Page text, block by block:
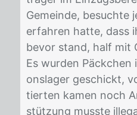
Ge­mein­de, be­such­te
er­fah­ren hat­te, dass
be­vor stand, half mit
Es wur­den
ons­la­ger ge­schickt,
tier­ten ka­men noch
stüt­zung muss­te